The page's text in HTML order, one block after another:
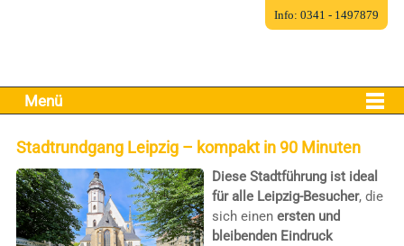
Menü
Stadtrundgang Leipzig – kompakt in 90 Minuten
Diese Stadtführung ist ideal
für alle Leipzig-Besucher, die
sich einen ersten und
bleibenden Eindruck
Info: 0341 - 1497879